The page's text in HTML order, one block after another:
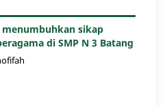
menumbuhkan sikap
di SMP N 3 Batang